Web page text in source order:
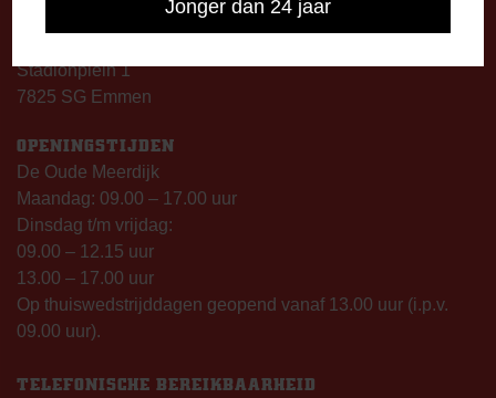
Jonger dan 24 jaar
Stadionplein 1
7825 SG Emmen
OPENINGSTIJDEN
De Oude Meerdijk
Maandag: 09.00 – 17.00 uur
Dinsdag t/m vrijdag:
09.00 – 12.15 uur
13.00 – 17.00 uur
Op thuiswedstrijddagen geopend vanaf 13.00 uur (i.p.v.
09.00 uur).
TELEFONISCHE BEREIKBAARHEID